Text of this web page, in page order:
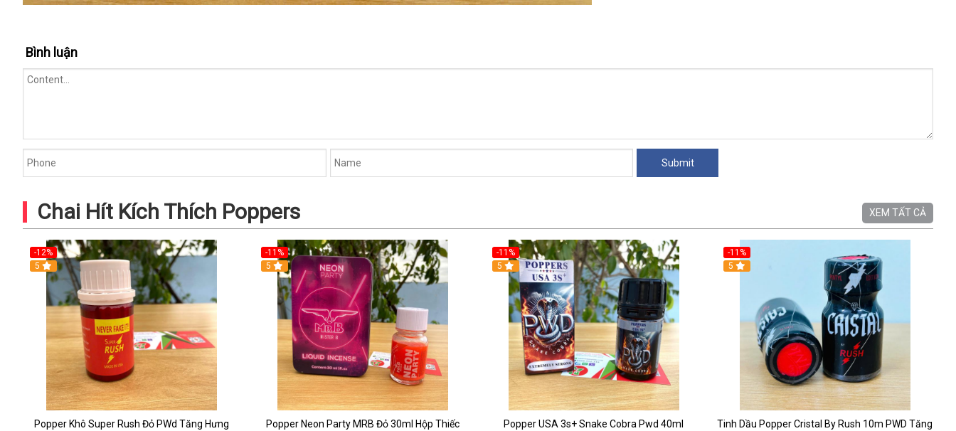
Bình luận
Chai Hít Kích Thích Poppers XEM TẤT CẢ
-12%
5
Popper Khô Super Rush Đỏ PWd Tăng Hưng
-11%
5
Popper Neon Party MRB Đỏ 30ml Hộp Thiếc
-11%
5
Popper USA 3s+ Snake Cobra Pwd 40ml
-11%
5
Tinh Dầu Popper Cristal By Rush 10m PWD Tăng